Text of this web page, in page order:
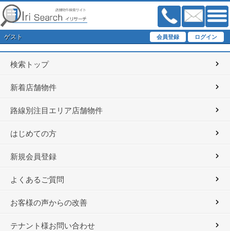
ゲスト
検索トップ
新着店舗物件
路線別注目エリア店舗物件
はじめての方
新規会員登録
よくあるご質問
お客様の声からの改善
テナント様お問い合わせ